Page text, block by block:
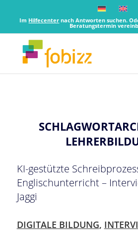
Im Hilfecenter nach Antworten suchen.
Beratungstermin
KI-gestützte
Englischunterricht –
Jaggi
DIGITALE BILDUNG,